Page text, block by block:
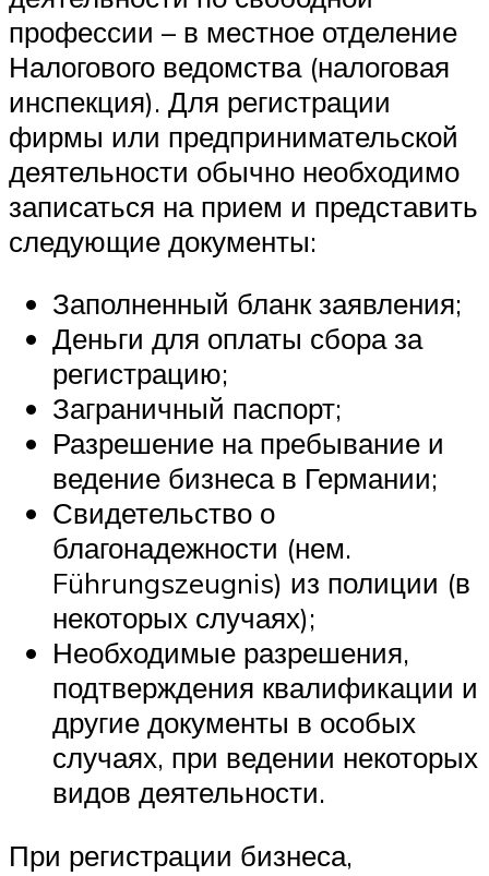
профессии – в местное отделение
Налогового ведомства (налоговая
инспекция). Для регистрации
фирмы или предпринимательской
деятельности обычно необходимо
записаться на прием и представить
следующие документы:
Заполненный бланк заявления;
Деньги для оплаты сбора за
регистрацию;
Заграничный паспорт;
Разрешение на пребывание и
ведение бизнеса в Германии;
Свидетельство о
благонадежности (нем.
Führungszeugnis) из полиции (в
некоторых случаях);
Необходимые разрешения,
подтверждения квалификации и
другие документы в особых
случаях, при ведении некоторых
видов деятельности.
При регистрации бизнеса,